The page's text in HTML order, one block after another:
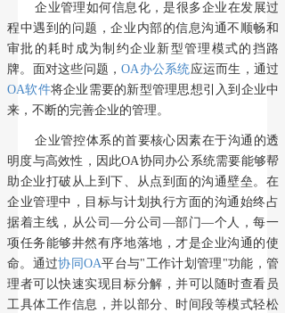
企业管理如何信息化，是很多企业在发展过
程中遇到的问题，企业内部的信息沟通不顺畅和
审批的耗时成为制约企业新型管理模式的挡路
牌。面对这些问题，OA办公系统应运而生，通过
OA软件将企业需要的新型管理思想引入到企业中
来，不断的完善企业的管理。
企业管控体系的首要核心因素在于沟通的透
明度与高效性，因此OA协同办公系统需要能够帮
助企业打破从上到下、从点到面的沟通壁垒。在
企业管理中，目标与计划执行方面的沟通始终占
据着主线，从公司—分公司—部门—个人，每一
项任务能够井然有序地落地，才是企业沟通的使
命。通过协同OA平台与"工作计划管理"功能，管
理者可以快速实现目标分解，并可以随时查看员
工具体工作信息，并以部分、时间段等模式轻松